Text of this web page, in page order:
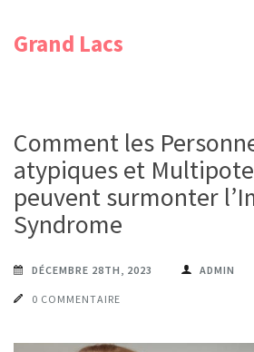
Grand Lacs
Comment les
atypiques et
peuvent surmonter
Syndrome
DÉCEMBRE 28TH, 2023 ADMIN
0 COMMENTAIRE